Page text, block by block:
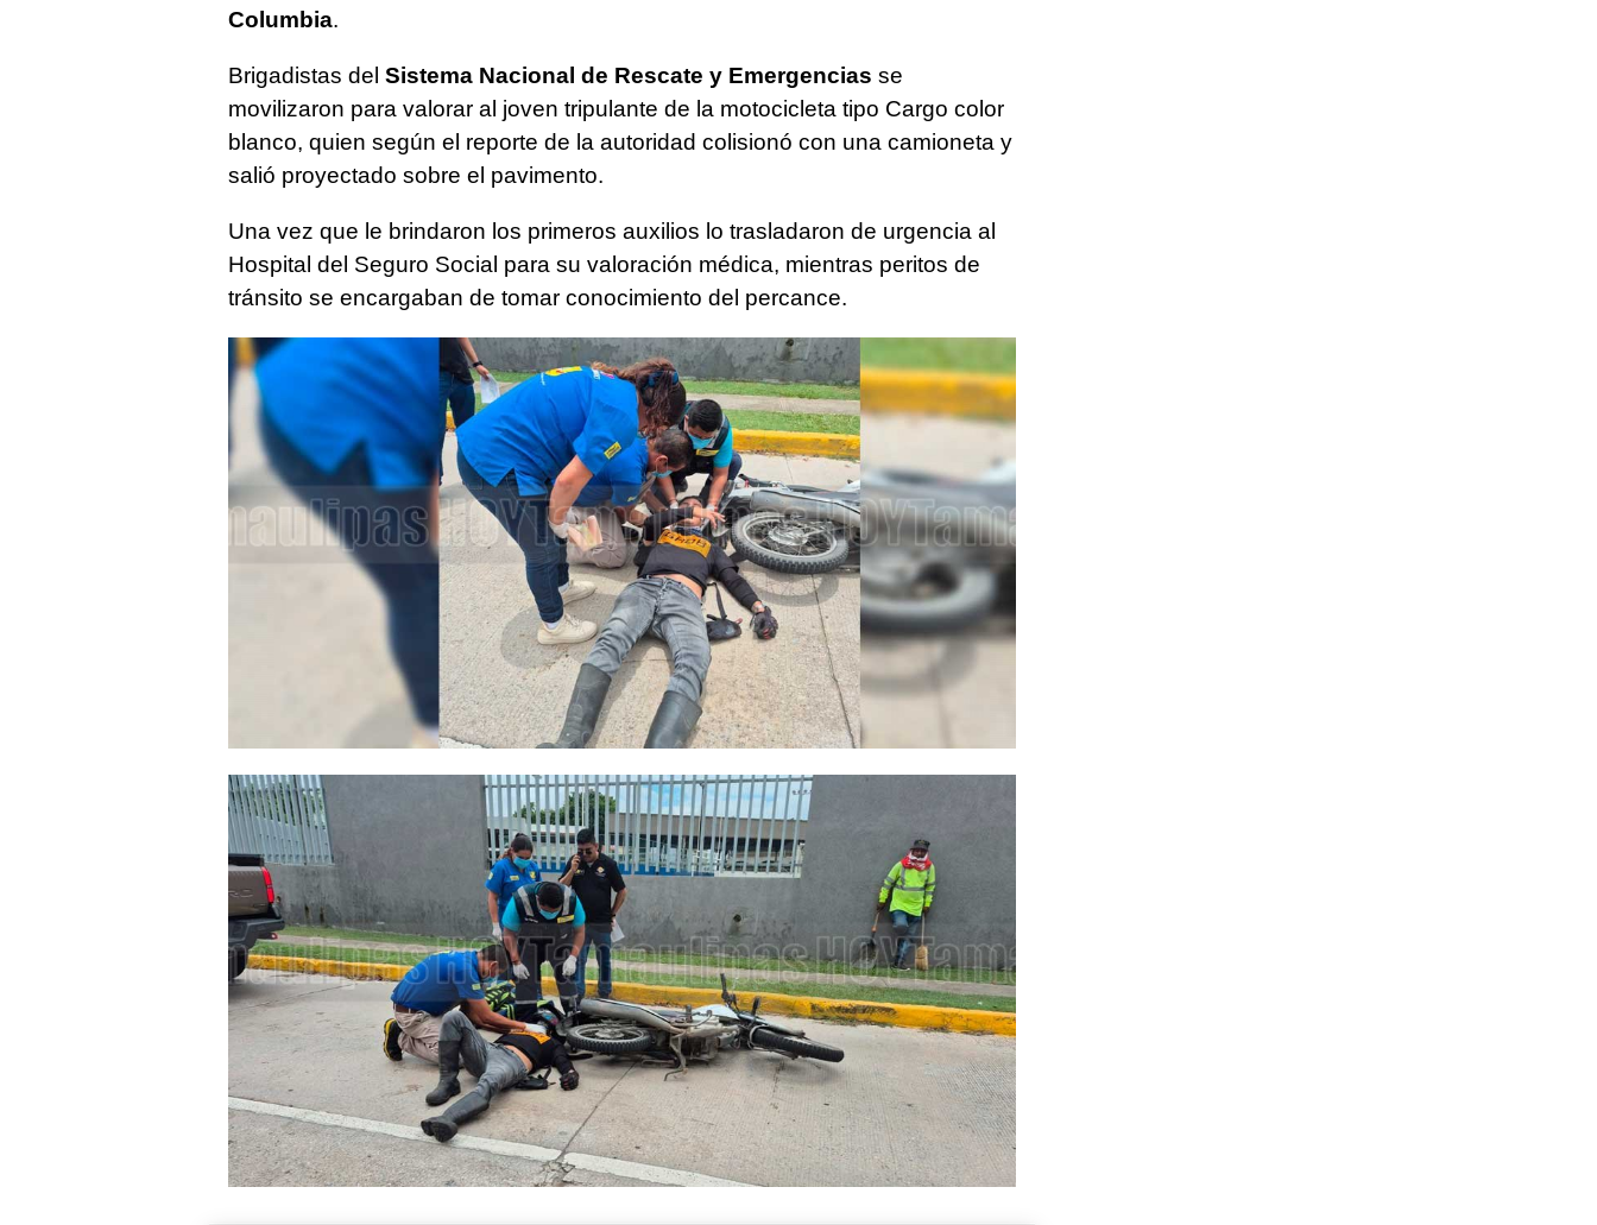
Columbia.
Brigadistas del Sistema Nacional de Rescate y Emergencias se
movilizaron para valorar al joven tripulante de la motocicleta tipo Cargo color
blanco, quien según el reporte de la autoridad colisionó con una camioneta y
salió proyectado sobre el pavimento.
Una vez que le brindaron los primeros auxilios lo trasladaron de urgencia al
Hospital del Seguro Social para su valoración médica, mientras peritos de
tránsito se encargaban de tomar conocimiento del percance.